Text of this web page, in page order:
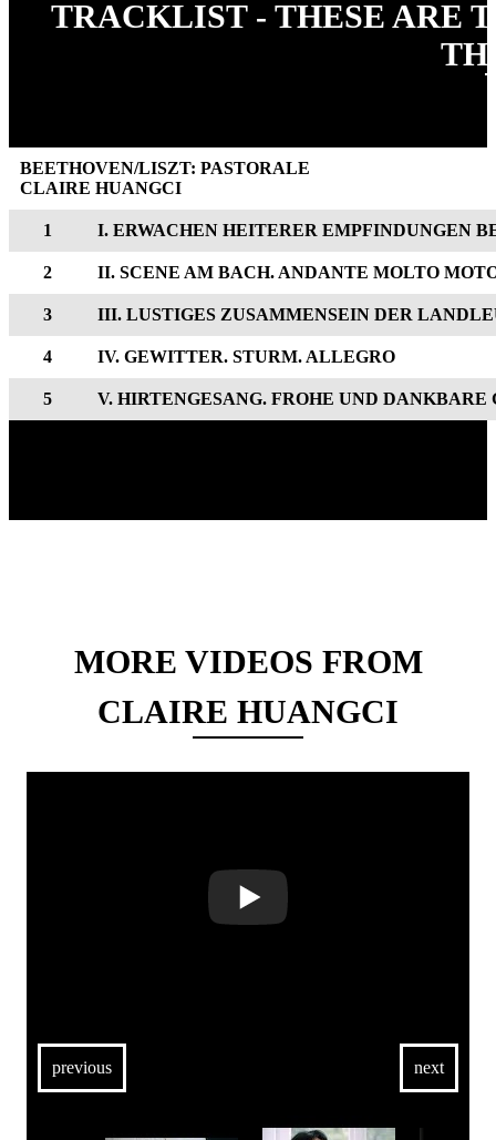
TRACKLIST - THESE ARE
BEETHOVEN/LISZT: PASTORALE
CLAIRE HUANGCI
1 I. ERWACHEN HEITERER EMPFINDUNGEN
2 II. SCENE AM BACH. ANDANTE MOLTO
3 III. LUSTIGES ZUSAMMENSEIN DER
4 IV. GEWITTER. STURM. ALLEGRO
5 V. HIRTENGESANG. FROHE UND
MORE VIDEOS FROM
CLAIRE HUANGCI
previous next